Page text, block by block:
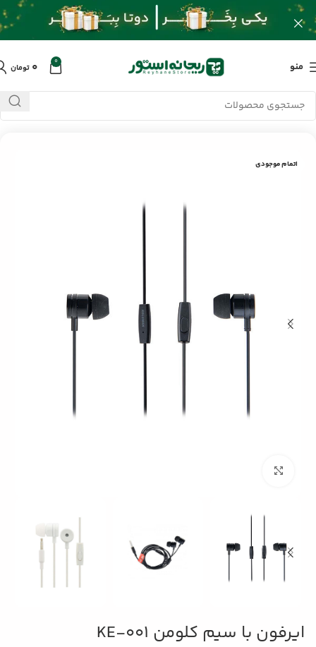
منو 0 ۰ تومان
خانه/محصولات/لوازم جانبی موبایل/ایرفون با سیم کلومن KE-001
اتمام موجودی
ایرفون با سیم کلومن KE-001